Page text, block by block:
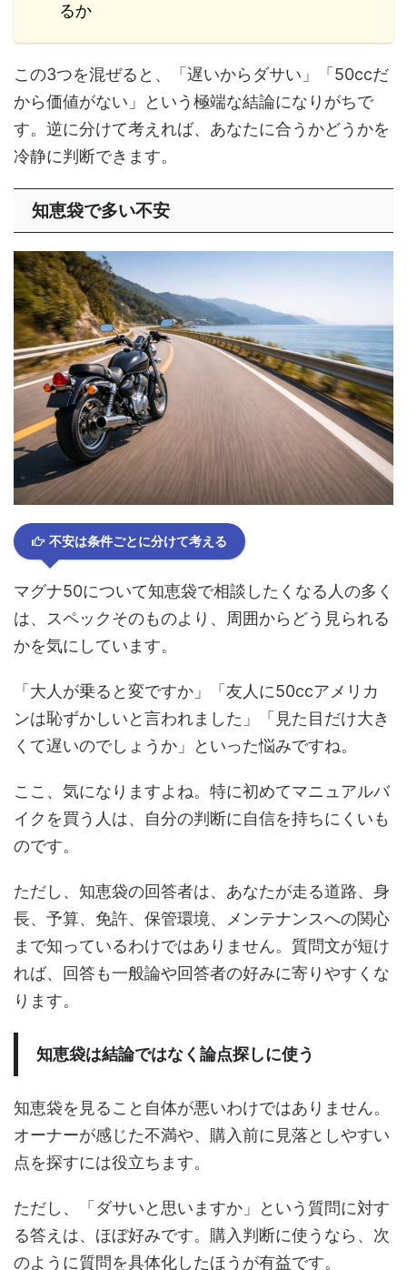
るか
この3つを混ぜると、「遅いからダサい」「50ccだ
から価値がない」という極端な結論になりがちで
す。逆に分けて考えれば、あなたに合うかどうかを
冷静に判断できます。
知恵袋で多い不安
不安は条件ごとに分けて考える
マグナ50について知恵袋で相談したくなる人の多く
は、スペックそのものより、周囲からどう見られる
かを気にしています。
「大人が乗ると変ですか」「友人に50ccアメリカ
ンは恥ずかしいと言われました」「見た目だけ大き
くて遅いのでしょうか」といった悩みですね。
ここ、気になりますよね。特に初めてマニュアルバ
イクを買う人は、自分の判断に自信を持ちにくいも
のです。
ただし、知恵袋の回答者は、あなたが走る道路、身
長、予算、免許、保管環境、メンテナンスへの関心
まで知っているわけではありません。質問文が短け
れば、回答も一般論や回答者の好みに寄りやすくな
ります。
知恵袋は結論ではなく論点探しに使う
知恵袋を見ること自体が悪いわけではありません。
オーナーが感じた不満や、購入前に見落としやすい
点を探すには役立ちます。
ただし、「ダサいと思いますか」という質問に対す
る答えは、ほぼ好みです。購入判断に使うなら、次
のように質問を具体化したほうが有益です。